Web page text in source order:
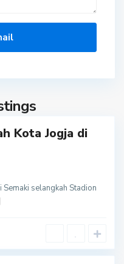
Kota Jogja di
selangkah Stadion